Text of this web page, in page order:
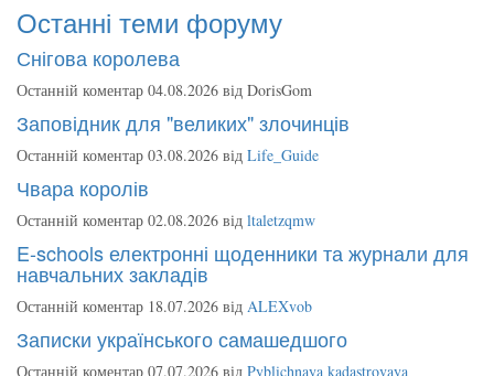
Останні теми форуму
Снігова королева
Останній коментар 04.08.2026 від DorisGom
Заповідник для "великих" злочинців
Останній коментар 03.08.2026 від Life_Guide
Чвара королів
Останній коментар 02.08.2026 від ltaletzqmw
E-schools електронні щоденники та журнали для
навчальних закладів
Останній коментар 18.07.2026 від ALEXvob
Записки українського самашедшого
Останній коментар 07.07.2026 від Pyblichnaya kadastrovaya